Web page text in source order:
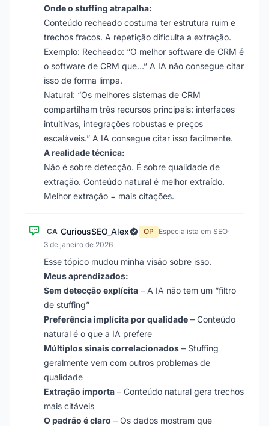
Onde o stuffing atrapalha:
Conteúdo recheado costuma ter estrutura ruim e
trechos fracos. A repetição dificulta a extração.
Exemplo: Recheado: “O melhor software de CRM é
o software de CRM que…” A IA não consegue citar
isso de forma limpa.
Natural: “Os melhores sistemas de CRM
compartilham três recursos principais: interfaces
intuitivas, integrações robustas e preços
escaláveis.” A IA consegue citar isso facilmente.
A realidade técnica:
Não é sobre detecção. É sobre qualidade de
extração. Conteúdo natural é melhor extraído.
Melhor extração = mais citações.
CA CuriousSEO_Alex OP Especialista em SEO·
3 de janeiro de 2026
Esse tópico mudou minha visão sobre isso.
Meus aprendizados:
Sem detecção explícita – A IA não tem um “filtro
de stuffing”
Preferência implícita por qualidade – Conteúdo
natural é o que a IA prefere
Múltiplos sinais correlacionados – Stuffing
geralmente vem com outros problemas de
qualidade
Extração importa – Conteúdo natural gera trechos
mais citáveis
O padrão é claro – Os dados mostram que